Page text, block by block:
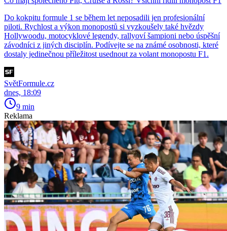
Do kokpitu formule 1 se během let neposadili jen profesionální
piloti. Rychlost a výkon monopostů si vyzkoušely také hvězdy
Hollywoodu, motocyklové legendy, rallyoví šampioni nebo úspěšní
závodníci z jiných disciplín. Podívejte se na známé osobnosti, které
dostaly jedinečnou příležitost usednout za volant monopostu F1.
SvětFormule.cz
dnes, 18:09
9 min
Reklama